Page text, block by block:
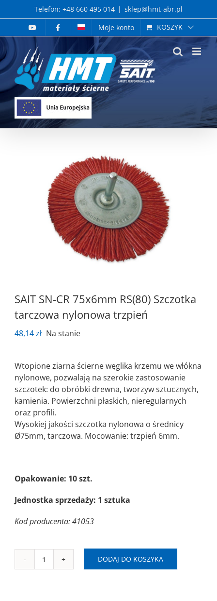
to
Telefon: +48 660 495 014 | sklep@hmt-abr.pl
Moje konto
KOSZYK
SAIT SN-CR 75x6mm RS(80) Szczotka
tarczowa nylonowa trzpień
48,14zł Na stanie
Wtopione ziarna ścierne węglika krzemu we włókna
nylonowe, pozwalają na szerokie zastosowanie
szczotek: do obróbki drewna, tworzyw sztucznych,
kamienia. Powierzchni płaskich, nieregularnych
oraz profili.
Wysokiej jakości szczotka nylonowa o średnicy
Ø75mm, tarczowa. Mocowanie: trzpień 6mm.
Opakowanie: 10 szt.
Jednostka sprzedaży: 1 sztuka
Kod producenta: 41053
ilość
DODAJ DO KOSZYKA